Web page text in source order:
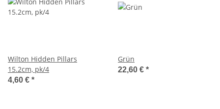
Wilton Hidden Pillars
15.2cm, pk/4
4,60 € *
Grün
22,60 € *